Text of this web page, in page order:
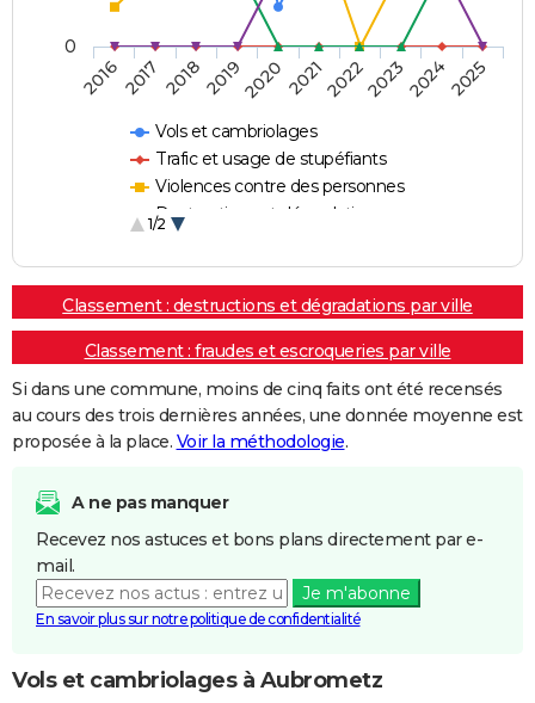
Vols et cambriolages
Trafic et usage de stupéfiants
Violences contre des personnes
Destructions et dégradations
1/2
20162017 20182019202020212022202320242025
0
Classement : destructions et dégradations par ville
Classement : fraudes et escroqueries par ville
Si dans une commune, moins de cinq faits ont été recensés
au cours des trois dernières années, une donnée moyenne est
proposée à la place. Voir la méthodologie.
A ne pas manquer
Recevez nos astuces et bons plans directement par e-
mail.
Je m'abonne
En savoir plus sur notre politique de confidentialité
Vols et cambriolages à Aubrometz